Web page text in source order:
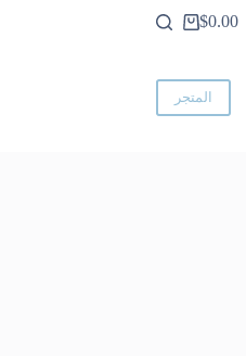
عربة$0.00
المتجر